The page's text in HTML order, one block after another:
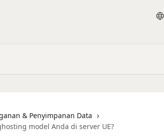
& Penyimpanan Data
model Anda di server UE?